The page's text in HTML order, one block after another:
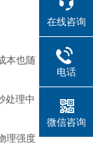
本也随
处理中
理强度
在线咨询
电话
微信咨询